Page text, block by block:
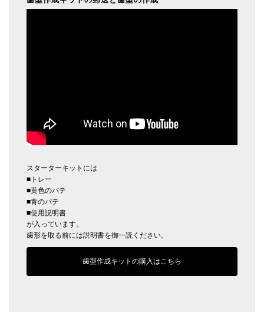
スターターキットには
■トレー
■黄色のパテ
■青のパテ
■使用説明書
が入っています。
歯形を取る前には説明書を御一読ください。
歯型作成キットの購入はこちら